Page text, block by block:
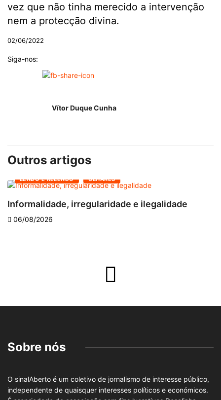
vez que não tinha merecido a intervenção
nem a protecção divina.
02/06/2022
Siga-nos:
Vítor Duque Cunha
Outros artigos
LENDO E RELENDO OLHARES
Informalidade, irregularidade e ilegalidade
06/08/2026
Sobre nós
O sinalAberto é um coletivo de jornalismo de interesse público,
independente de quaisquer interesses políticos e económicos.